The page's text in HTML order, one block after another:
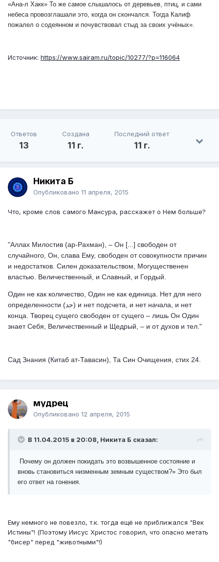
«Ана-л Хакк» То же самое слышалось от деревьев, птиц, и сами
небеса провозглашали это, когда он скончался. Тогда Калиф
пожалел о содеянном и почувствовал стыд за своих учёных».
Источник: https://www.sairam.ru/topic/10277/?p=116064
Ответов
13
Создана
11 г.
Последний ответ
11 г.
Никита Б
Опубликовано 11 апреля, 2015
Что, кроме слов самого Мансура, расскажет о Нем больше?
"Аллах Милостив (ар-Рахман), – Он [...] свободен от
случайного, Он, слава Ему, свободен от совокупности причин
и недостатков. Силен доказательством, Могущественен
властью. Величественный, и Славный, и Гордый.
Один не как количество, Один не как единица. Нет для него
определенности (حد) и нет подсчета, и нет начала, и нет
конца. Творец сущего свободен от сущего – лишь Он Один
знает Себя, Величественный и Щедрый, – и от духов и тел."
Сад Знания (Китаб ат-Тавасин), Та Син Очищения, стих 24.
мудрец
Опубликовано 12 апреля, 2015
В 11.04.2015 в 20:08, Никита Б сказал:
Почему он должен покидать это возвышенное состояние и
вновь становиться низменным земным существом?» Это был
его ответ на гонения.
Ему немного не повезло, т.к. тогда ещё не приближался "Век
Истины"! (Поэтому Иисус Христос говорил, что опасно метать
"бисер" перед "животными"!)